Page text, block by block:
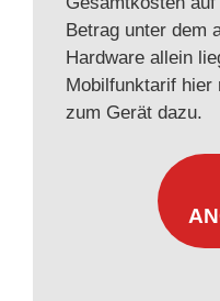
Betrag unter dem
Hardware allein
Mobilfunktarif hier
zum Gerät dazu.